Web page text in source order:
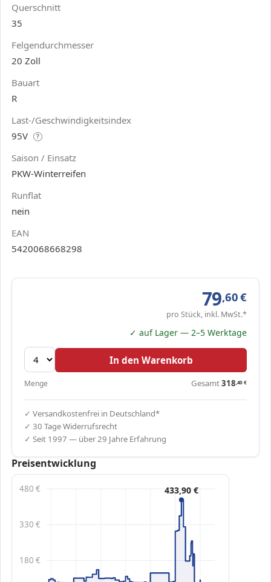
Querschnitt
35
Felgendurchmesser
20 Zoll
Bauart
R
Last-/Geschwindigkeitsindex
95V
?
Saison / Einsatz
PKW-Winterreifen
Runflat
nein
EAN
5420068668298
79,60€
pro Stück, inkl. MwSt.*
✓ auf Lager — 2–5 Werktage
In den Warenkorb
Menge Gesamt318,40€
✓ Versandkostenfrei in Deutschland*
✓ 30 Tage Widerrufsrecht
✓ Seit 1997 — über 29 Jahre Erfahrung
Preisentwicklung
180 €
330 €
480 € 433,90 €